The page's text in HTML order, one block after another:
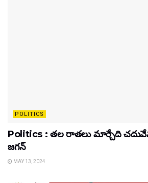
POLITICS
Politics : తల రాతలు మార్చేది
జగన్
MAY 13, 2024